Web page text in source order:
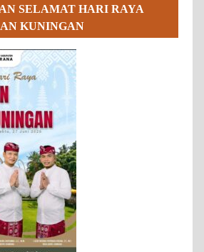
SELAMAT HARI RAYA
KUNINGAN